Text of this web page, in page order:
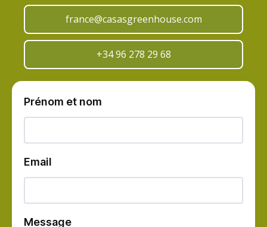
france@casasgreenhouse.com
+34 96 278 29 68
Prénom et nom
Email
Message